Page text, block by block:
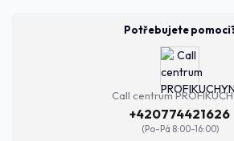
Potřebujete
Call centrum
+420774421626
(Po-Pá 8:00-16:00)